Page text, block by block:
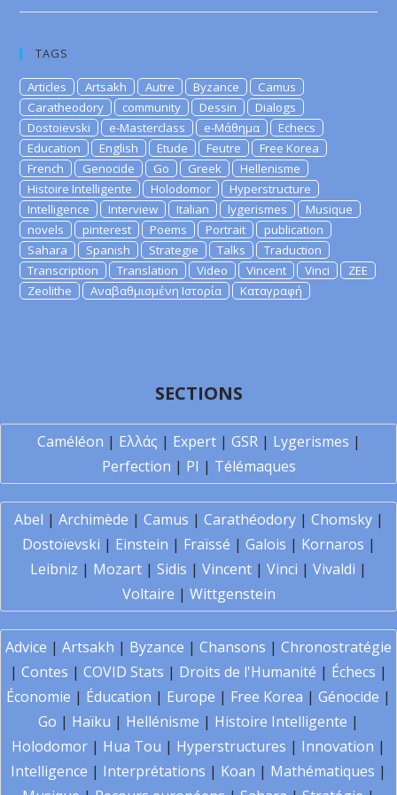
TAGS
Articles Artsakh Autre Byzance
Camus
Caratheodory
community Dessin
Dialogs
Dostoievski
e-Masterclass e-Μάθημα
Echecs
Education
English Etude Feutre
Free Korea
French
Genocide Go Greek
Hellenisme
Histoire Intelligente
Holodomor
Hyperstructure
Intelligence
Interview Italian lygerismes
Musique
novels
pinterest Poems Portrait
publication
Sahara
Spanish Strategie Talks
Traduction
Transcription
Translation Video Vincent Vinci
ZEE
Zeolithe
Αναβαθμισμένη Ιστορία Καταγραφή
SECTIONS
Caméléon | Ελλάς | Expert| GSR| Lygerismes |
Perfection | PI | Télémaques
Abel | Archimède | Camus | Carathéodory| Chomsky|
Dostoïevski | Einstein | Fraïssé | Galois | Kornaros |
Leibniz | Mozart | Sidis | Vincent | Vinci | Vivaldi |
Voltaire | Wittgenstein
Advice | Artsakh | Byzance | Chansons | Chronostratégie
| Contes | COVID Stats | Droits de l'Humanité | Échecs |
Économie | Éducation | Europe | Free Korea | Génocide |
Go | Haïku | Hellénisme | Histoire Intelligente |
Holodomor | Hua Tou | Hyperstructures | Innovation |
Intelligence | Interprétations | Koan | Mathématiques |